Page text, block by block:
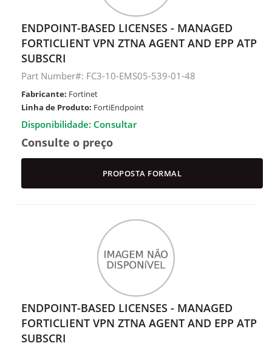
ENDPOINT-BASED LICENSES - MANAGED
FORTICLIENT VPN ZTNA AGENT AND EPP ATP
SUBSCRI
Part Number#: FC3-10-EMS05-539-01-48
Fabricante: Fortinet
Linha de Produto: FortiEndpoint
Disponibilidade: Consultar
Consulte o preço
PROPOSTA FORMAL
ENDPOINT-BASED LICENSES - MANAGED
FORTICLIENT VPN ZTNA AGENT AND EPP ATP
SUBSCRI